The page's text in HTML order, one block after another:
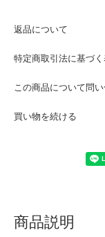
返品について
特定商取引法に基づ
この商品について問
買い物を続ける
商品説明